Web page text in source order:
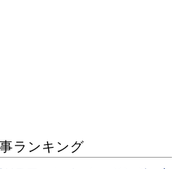
ランキング